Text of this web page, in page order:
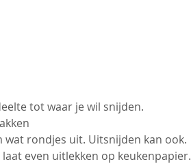
tot waar je wil snijden.
rondjes uit. Uitsnijden kan ook.
even uitlekken op keukenpapier.